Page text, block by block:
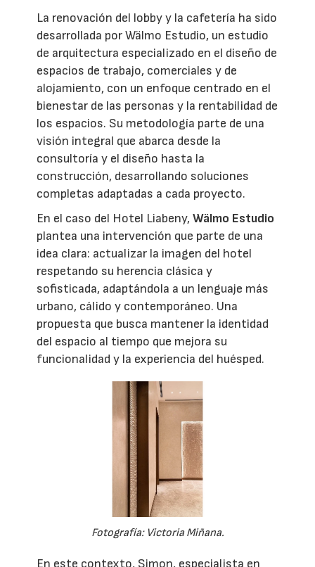
La renovación del lobby y la cafetería ha sido
desarrollada por Wälmo Estudio, un estudio
de arquitectura especializado en el diseño de
espacios de trabajo, comerciales y de
alojamiento, con un enfoque centrado en el
bienestar de las personas y la rentabilidad de
los espacios. Su metodología parte de una
visión integral que abarca desde la
consultoría y el diseño hasta la
construcción, desarrollando soluciones
completas adaptadas a cada proyecto.
En el caso del Hotel Liabeny,Wälmo Estudio
plantea una intervención que parte de una
idea clara: actualizar la imagen del hotel
respetando su herencia clásica y
sofisticada, adaptándola a un lenguaje más
urbano, cálido y contemporáneo. Una
propuesta que busca mantener la identidad
del espacio al tiempo que mejora su
funcionalidad y la experiencia del huésped.
Fotografía: Victoria Miñana.
En este contexto, Simon, especialista en